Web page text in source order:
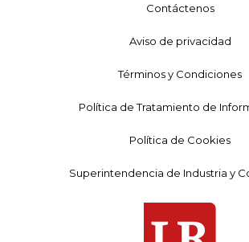
Contáctenos
Aviso de privacidad
Términos y Condiciones
Política de Tratamiento de
Política de Cookies
Superintendencia de Industria y